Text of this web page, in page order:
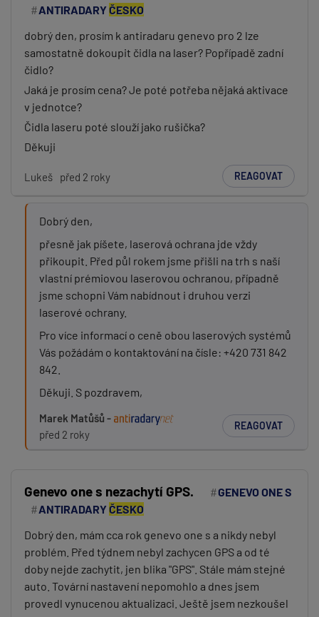
ANTIRADARYČESKO
dobrý den, prosím k antiradaru genevo pro 2 lze
samostatně dokoupit čidla na laser? Popřípadě zadní
čidlo?
Jaká je prosím cena? Je poté potřeba nějaká aktivace
v jednotce?
Čidla laseru poté slouží jako rušička?
Děkuji
Lukeš před 2 roky REAGOVAT
Dobrý den,
přesně jak píšete, laserová ochrana jde vždy
přikoupit. Před půl rokem jsme přišli na trh s naší
vlastní prémiovou laserovou ochranou, případně
jsme schopni Vám nabídnout i druhou verzi
laserové ochrany.
Pro více informací o ceně obou laserových systémů
Vás požádám o kontaktování na čísle: +420 731 842
842.
Děkuji. S pozdravem,
Marek Matůšů -
před 2 roky
REAGOVAT
Genevo one s nezachytí GPS.
GENEVO ONE S
ANTIRADARYČESKO
Dobrý den, mám cca rok genevo one s a nikdy nebyl
problém. Před týdnem nebyl zachycen GPS a od té
doby nejde zachytit, jen blika "GPS". Stále mám stejné
auto. Tovární nastavení nepomohlo a dnes jsem
provedl vynucenou aktualizaci. Ještě jsem nezkoušel